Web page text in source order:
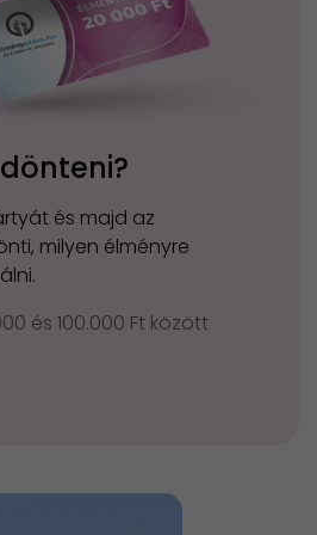
és majd az
milyen élményre
és 100.000 Ft között